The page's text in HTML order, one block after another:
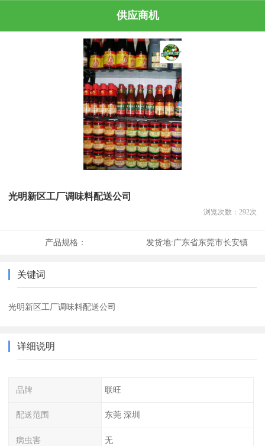
供应商机
光明新区工厂调味料配送公司
浏览次数： 292次
产品规格： 发货地:广东省东莞市长安镇
关键词
光明新区工厂调味料配送公司
详细说明
品牌 联旺
配送范围 东莞 深圳
病虫害 无